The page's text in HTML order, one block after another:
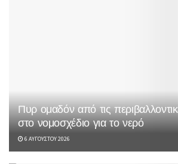
Πυρ ομαδόν από τις
στο νομοσχέδιο για το νερό
6 ΑΥΓΟΎΣΤΟΥ 2026